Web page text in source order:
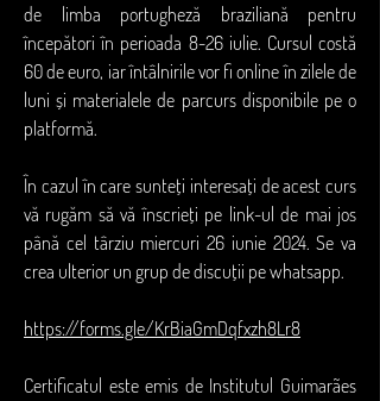
de limba portugheză braziliană pentru
începători în perioada 8-26 iulie. Cursul costă
60 de euro, iar întâlnirile vor fi online în zilele de
luni și materialele de parcurs disponibile pe o
platformă.
În cazul în care sunteți interesați de acest curs
vă rugăm să vă înscrieți pe link-ul de mai jos
până cel târziu miercuri 26 iunie 2024. Se va
crea ulterior un grup de discuții pe whatsapp.
https://forms.gle/KrBiaGmDqfxzh8Lr8
Certificatul este emis de Institutul Guimarães